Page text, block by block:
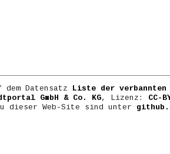
Datensatz Liste der verbannten
GmbH & Co. KG, Lizenz: CC-
zu dieser Web-Site sind unter